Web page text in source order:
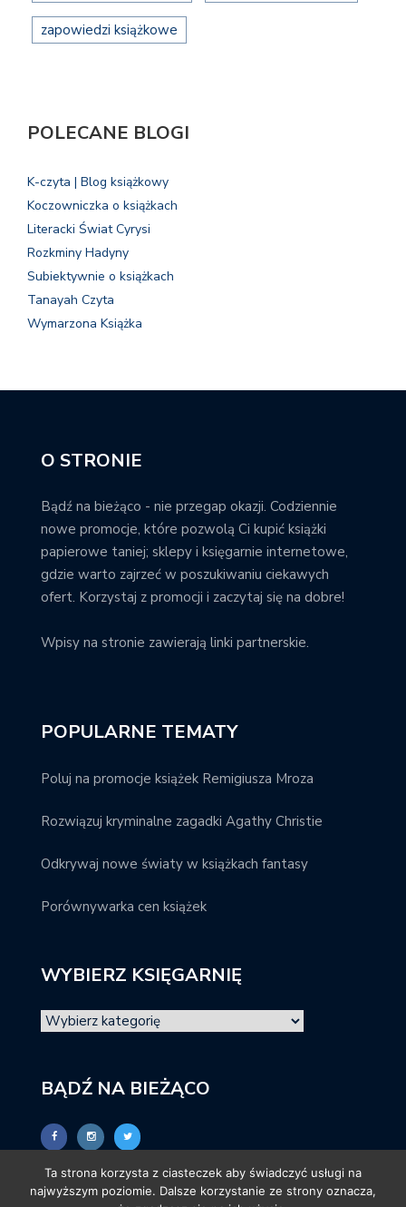
zapowiedzi książkowe
POLECANE BLOGI
K-czyta | Blog książkowy
Koczowniczka o książkach
Literacki Świat Cyrysi
Rozkminy Hadyny
Subiektywnie o książkach
Tanayah Czyta
Wymarzona Książka
O STRONIE
Bądź na bieżąco - nie przegap okazji. Codziennie
nowe promocje, które pozwolą Ci kupić książki
papierowe taniej; sklepy i księgarnie internetowe,
gdzie warto zajrzeć w poszukiwaniu ciekawych
ofert. Korzystaj z promocji i zaczytaj się na dobre!
Wpisy na stronie zawierają linki partnerskie.
POPULARNE TEMATY
Poluj na promocje książek Remigiusza Mroza
Rozwiązuj kryminalne zagadki Agathy Christie
Odkrywaj nowe światy w książkach fantasy
Porównywarka cen książek
WYBIERZ KSIĘGARNIĘ
BĄDŹ NA BIEŻĄCO
Ta strona korzysta z ciasteczek aby świadczyć usługi na
najwyższym poziomie. Dalsze korzystanie ze strony oznacza,